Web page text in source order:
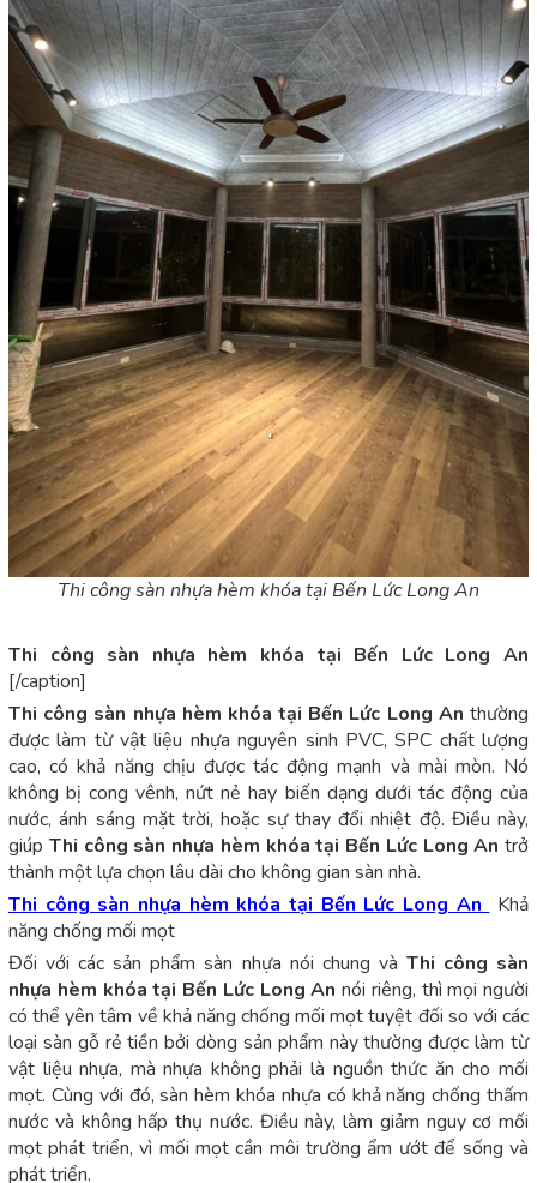
Thi công sàn nhựa hèm khóa tại Bến Lức Long An
Thi công sàn nhựa hèm khóa tại Bến Lức Long An
[/caption]
Thi công sàn nhựa hèm khóa tại Bến Lức Long An thường
được làm từ vật liệu nhựa nguyên sinh PVC, SPC chất lượng
cao, có khả năng chịu được tác động mạnh và mài mòn. Nó
không bị cong vênh, nứt nẻ hay biến dạng dưới tác động của
nước, ánh sáng mặt trời, hoặc sự thay đổi nhiệt độ. Điều này,
giúp Thi công sàn nhựa hèm khóa tại Bến Lức Long An trở
thành một lựa chọn lâu dài cho không gian sàn nhà.
Thi công sàn nhựa hèm khóa tại Bến Lức Long An
Khả
năng chống mối mọt
Đối với các sản phẩm sàn nhựa nói chung và Thi công sàn
nhựa hèm khóa tại Bến Lức Long An nói riêng, thì mọi người
có thể yên tâm về khả năng chống mối mọt tuyệt đối so với các
loại sàn gỗ rẻ tiền bởi dòng sản phẩm này thường được làm từ
vật liệu nhựa, mà nhựa không phải là nguồn thức ăn cho mối
mọt. Cùng với đó, sàn hèm khóa nhựa có khả năng chống thấm
nước và không hấp thụ nước. Điều này, làm giảm nguy cơ mối
mọt phát triển, vì mối mọt cần môi trường ẩm ướt để sống và
phát triển.